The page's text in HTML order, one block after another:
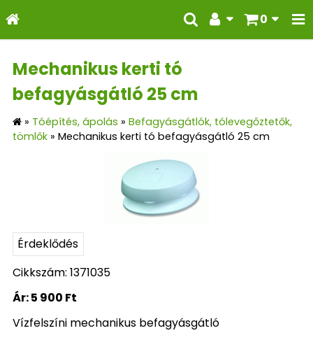
0
Mechanikus kerti tó
befagyásgátló 25 cm
» Tóépítés, ápolás » Befagyásgátlók, tólevegőztetők,
tömlők » Mechanikus kerti tó befagyásgátló 25 cm
Érdeklődés
Cikkszám: 1371035
Ár:5 900 Ft
Vízfelszíni mechanikus befagyásgátló